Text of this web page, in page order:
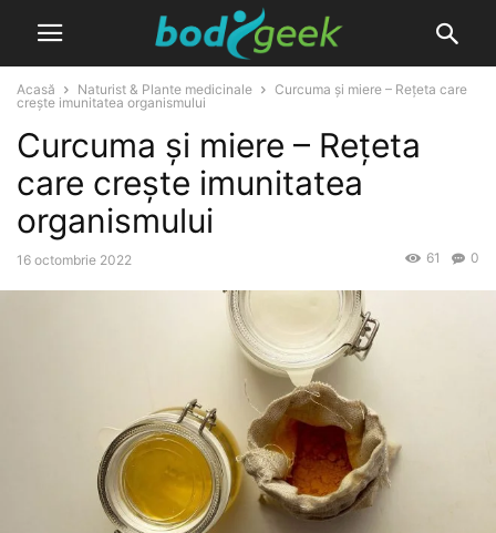
Acasă Naturist & Plante medicinale
Curcuma și miere – Rețeta care
crește imunitatea organismului
Curcuma și miere – Rețeta
care crește imunitatea
organismului
16 octombrie 2022 0
61